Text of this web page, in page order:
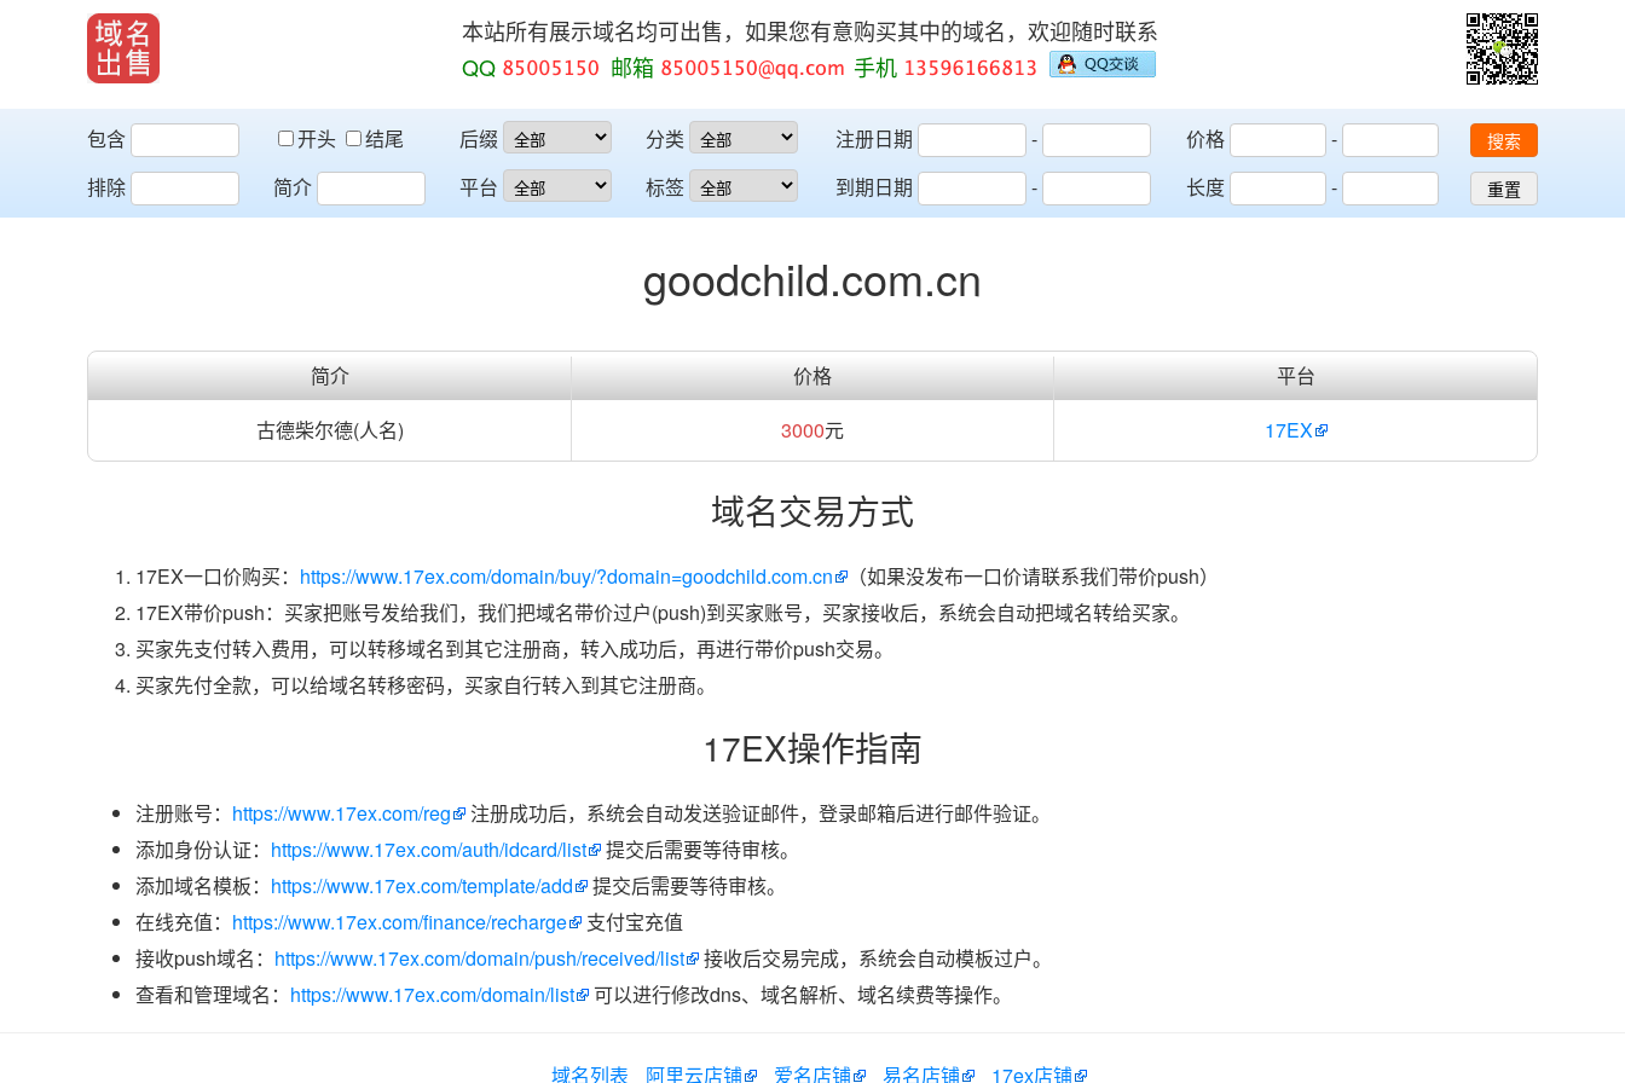
本站所有展示域名均可出售，如果您有意购买其中的域名，欢迎随时联系
QQ
邮箱 手机
包含 开头
结尾
排除
简介
后缀
平台
分类
标签
注册日期
-
到期日期
-
价格
-
长度
-
搜索
重置
goodchild.com.cn
简介 价格
平台
古德柴尔德(人名)
3000元 17EX
域名交易方式
17EX一口价购买： https://www.17ex.com/domain/buy/?domain=goodchild.com.cn
（如果没发布一口价请联系我们带价push）
17EX带价push：买家把账号发给我们，我们把域名带价过户(push)到买家账号，买家接收后，系统会自动把域名转给买家。
买家先支付转入费用，可以转移域名到其它注册商，转入成功后，再进行带价push交易。
买家先付全款，可以给域名转移密码，买家自行转入到其它注册商。
17EX操作指南
注册账号： https://www.17ex.com/reg
注册成功后，系统会自动发送验证邮件，登录邮箱后进行邮件验证。
添加身份认证： https://www.17ex.com/auth/idcard/list
提交后需要等待审核。
添加域名模板： https://www.17ex.com/template/add
提交后需要等待审核。
在线充值： https://www.17ex.com/finance/recharge
支付宝充值
接收push域名： https://www.17ex.com/domain/push/received/list
接收后交易完成，系统会自动模板过户。
查看和管理域名： https://www.17ex.com/domain/list 可以进行修改dns、域名解析、域名续费等操作。
域名列表 阿里云店铺 爱名店铺 易名店铺 17ex店铺